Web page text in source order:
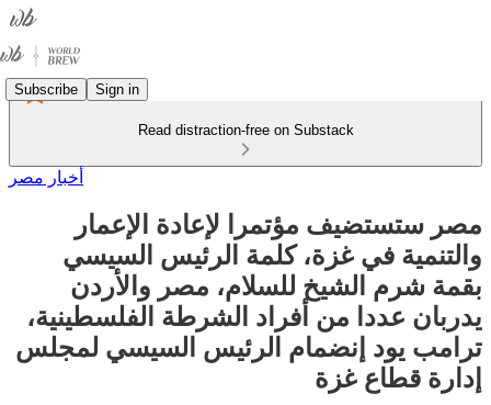
Subscribe Sign in
Read distraction-free on Substack
أخبار مصر
مصر ستستضيف مؤتمرا لإعادة الإعمار
والتنمية في غزة، كلمة الرئيس السيسي
بقمة شرم الشيخ للسلام، مصر والأردن
يدربان عددا من أفراد الشرطة الفلسطينية،
ترامب يود إنضمام الرئيس السيسي لمجلس
إدارة قطاع غزة